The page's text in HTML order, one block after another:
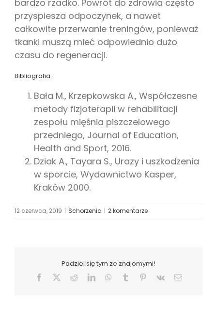
bardzo rzadko. Powrót do zdrowia często
przyspiesza odpoczynek, a nawet
całkowite przerwanie treningów, ponieważ
tkanki muszą mieć odpowiednio dużo
czasu do regeneracji.
Bibliografia:
Bała M., Krzepkowska A., Współczesne
metody fizjoterapii w rehabilitacji
zespołu mięśnia piszczelowego
przedniego, Journal of Education,
Health and Sport, 2016.
Dziak A., Tayara S., Urazy i uszkodzenia
w sporcie, Wydawnictwo Kasper,
Kraków 2000.
12 czerwca, 2019 | Schorzenia | 2 komentarze
Podziel się tym ze znajomymi!
Facebook RedditLinkedInWhatsApp
Tumblr Pinterest
Vk Email